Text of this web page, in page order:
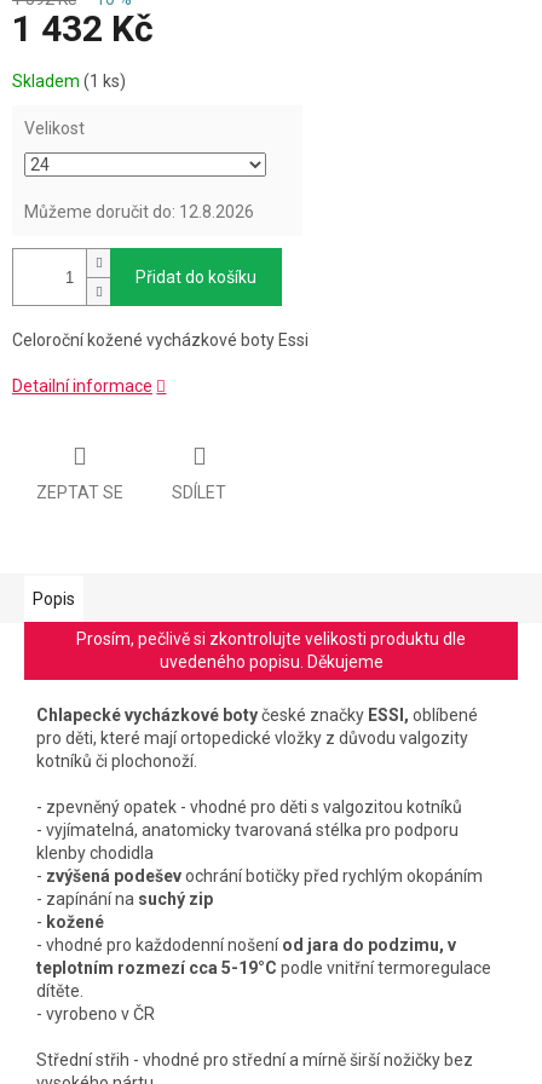
1 432 Kč
cena:
Skladem (1 ks)
Velikost
Můžeme doručit do: 12.8.2026
Přidat do košíku
Celoroční kožené vycházkové boty Essi
Detailní informace
ZEPTAT SE SDÍLET
Popis
Prosím, pečlivě si zkontrolujte velikosti produktu dle
uvedeného popisu. Děkujeme
Chlapecké vycházkové botyčeské značky ESSI, oblíbené
pro děti, které mají ortopedické vložky z důvodu valgozity
kotníků či plochonoží.
- zpevněný opatek - vhodné pro děti s valgozitou kotníků
- vyjímatelná, anatomicky tvarovaná stélka pro podporu
klenby chodidla
- zvýšená podeševochrání botičky před rychlým okopáním
- zapínání na suchý zip
- kožené
- vhodné pro každodenní nošeníod jara do podzimu, v
teplotním rozmezí cca 5-19°C podle vnitřní termoregulace
dítěte.
- vyrobeno v ČR
Střední střih - vhodné pro střední a mírně širší nožičky bez